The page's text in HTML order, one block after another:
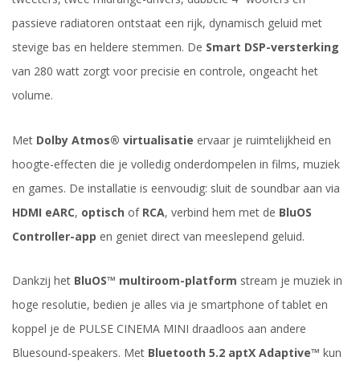
passieve radiatoren ontstaat een rijk, dynamisch geluid met
stevige bas en heldere stemmen. De Smart DSP-versterking
van 280 watt zorgt voor precisie en controle, ongeacht het
volume.
Met Dolby Atmos® virtualisatie ervaar je ruimtelijkheid en
hoogte-effecten die je volledig onderdompelen in films, muziek
en games. De installatie is eenvoudig: sluit de soundbar aan via
HDMI eARC, optisch of RCA, verbind hem met de BluOS
Controller-app en geniet direct van meeslepend geluid.
Dankzij het BluOS™ multiroom-platform stream je muziek in
hoge resolutie, bedien je alles via je smartphone of tablet en
koppel je de PULSE CINEMA MINI draadloos aan andere
Bluesound-speakers. Met Bluetooth 5.2 aptX Adaptive™ kun